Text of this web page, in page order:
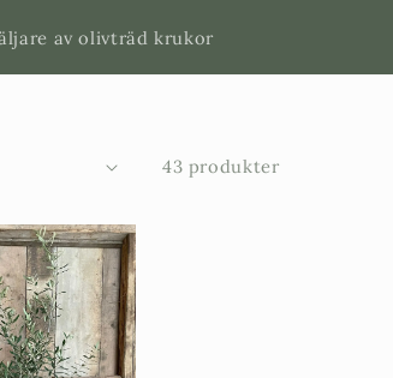
av olivträd krukor
43 produkter